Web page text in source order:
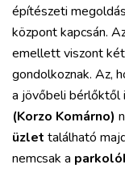
építészeti
központ kapcsán.
emellett viszont
gondolkoznak. Az,
a jövőbeli bérlőktől
(Korzo Komárno)
üzlet található
nemcsak a